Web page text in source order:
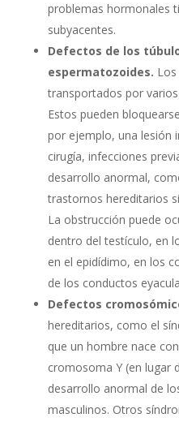
problemas hormonales
subyacentes.
Defectos de los
espermatozoides.
transportados por
Estos pueden
por ejemplo, una lesión
cirugía, infecciones
desarrollo anormal,
trastornos hereditarios
La obstrucción puede
dentro del testículo, en
en el epidídimo, en los
de los conductos
Defectos
hereditarios, como el
que un hombre nace
cromosoma Y (en lugar
desarrollo anormal de
masculinos. Otros